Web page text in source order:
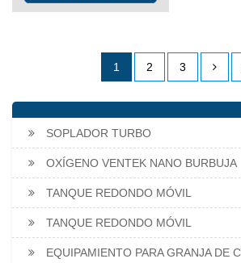
1 2 3
SOPLADOR TURBO
OXÍGENO VENTEK NANO BURBUJA
TANQUE REDONDO MÓVIL
TANQUE REDONDO MÓVIL
EQUIPAMIENTO PARA GRANJA DE